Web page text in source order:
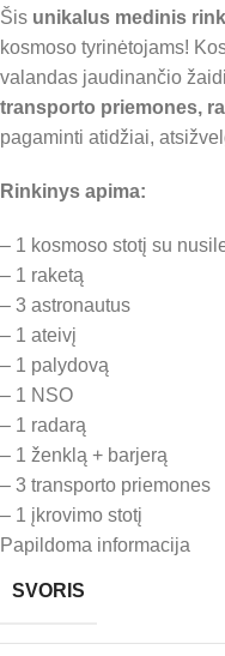
Šis unikalus medinis
kosmoso tyrinėtojams!
valandas jaudinančio
transporto priemones,
pagaminti atidžiai,
Rinkinys apima:
– 1 kosmoso stotį su
– 1 raketą
– 3 astronautus
– 1 ateivį
– 1 palydovą
– 1 NSO
– 1 radarą
– 1 ženklą + barjerą
– 3 transporto priemones
– 1 įkrovimo stotį
Papildoma informacija
SVORIS